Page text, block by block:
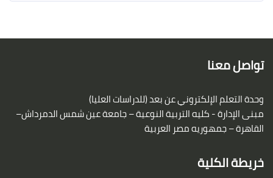
الكتل
تواصل معنا
وحدة التعلم الإلكتروني عن بعد (للدراسات العليا)
مبنى الإدارة - كليه التربية النوعية – جامعة عين شمسالدمرداش–
القاهرة – جمهوريه مصر العربية
خريطة الكلية